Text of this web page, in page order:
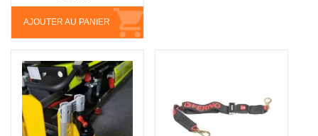
AJOUTER AU PANIER